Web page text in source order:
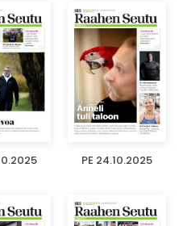
PE 24.10.2025